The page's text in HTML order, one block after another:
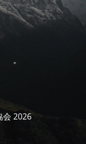
2026